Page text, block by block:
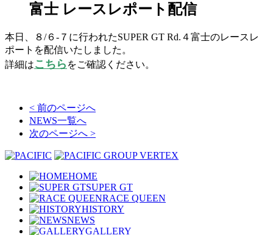
富士 レースレポート配信
本日、８/６-７に行われたSUPER GT Rd.４富士のレースレ
ポートを配信いたしました。
詳細はこちら をご確認ください。
< 前のページへ
NEWS一覧へ
次のページへ >
HOME
SUPER GT
RACE QUEEN
HISTORY
NEWS
GALLERY